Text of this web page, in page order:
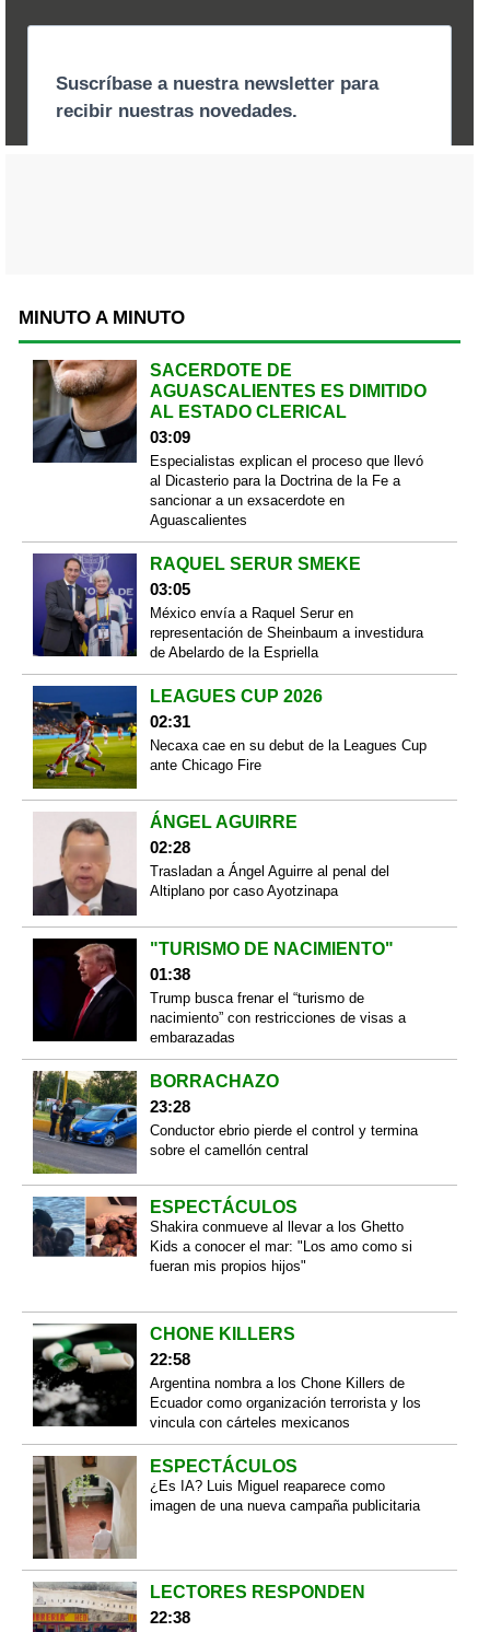
MINUTO A MINUTO
SACERDOTE DE
AGUASCALIENTES ES DIMITIDO
AL ESTADO CLERICAL
03:09
Especialistas explican el proceso que llevó
al Dicasterio para la Doctrina de la Fe a
sancionar a un exsacerdote en
Aguascalientes
RAQUEL SERUR SMEKE
03:05
México envía a Raquel Serur en
representación de Sheinbaum a investidura
de Abelardo de la Espriella
LEAGUES CUP 2026
02:31
Necaxa cae en su debut de la Leagues Cup
ante Chicago Fire
ÁNGEL AGUIRRE
02:28
Trasladan a Ángel Aguirre al penal del
Altiplano por caso Ayotzinapa
"TURISMO DE NACIMIENTO"
01:38
Trump busca frenar el “turismo de
nacimiento” con restricciones de visas a
embarazadas
BORRACHAZO
23:28
Conductor ebrio pierde el control y termina
sobre el camellón central
ESPECTÁCULOS
Shakira conmueve al llevar a los Ghetto
Kids a conocer el mar: "Los amo como si
fueran mis propios hijos"
CHONE KILLERS
22:58
Argentina nombra a los Chone Killers de
Ecuador como organización terrorista y los
vincula con cárteles mexicanos
ESPECTÁCULOS
¿Es IA? Luis Miguel reaparece como
imagen de una nueva campaña publicitaria
LECTORES RESPONDEN
22:38